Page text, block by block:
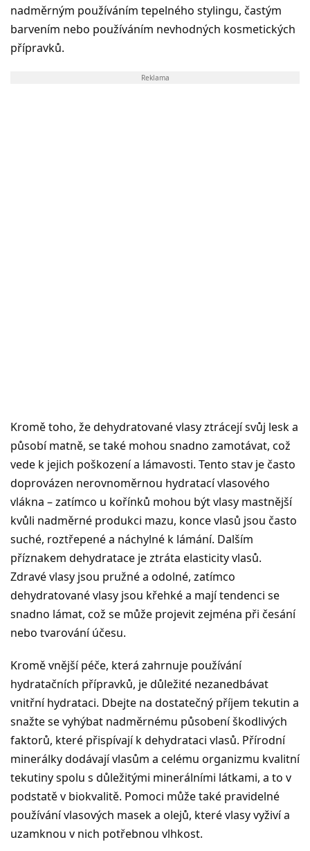
nadměrným používáním tepelného stylingu, častým
barvením nebo používáním nevhodných kosmetických
přípravků.
Reklama
Kromě toho, že dehydratované vlasy ztrácejí svůj lesk a
působí matně, se také mohou snadno zamotávat, což
vede k jejich poškození a lámavosti. Tento stav je často
doprovázen nerovnoměrnou hydratací vlasového
vlákna – zatímco u kořínků mohou být vlasy mastnější
kvůli nadměrné produkci mazu, konce vlasů jsou často
suché, roztřepené a náchylné k lámání. Dalším
příznakem dehydratace je ztráta elasticity vlasů.
Zdravé vlasy jsou pružné a odolné, zatímco
dehydratované vlasy jsou křehké a mají tendenci se
snadno lámat, což se může projevit zejména při česání
nebo tvarování účesu.
Kromě vnější péče, která zahrnuje používání
hydratačních přípravků, je důležité nezanedbávat
vnitřní hydrataci. Dbejte na dostatečný příjem tekutin a
snažte se vyhýbat nadměrnému působení škodlivých
faktorů, které přispívají k dehydrataci vlasů. Přírodní
minerálky dodávají vlasům a celému organizmu kvalitní
tekutiny spolu s důležitými minerálními látkami, a to v
podstatě v biokvalitě. Pomoci může také pravidelné
používání vlasových masek a olejů, které vlasy vyživí a
uzamknou v nich potřebnou vlhkost.